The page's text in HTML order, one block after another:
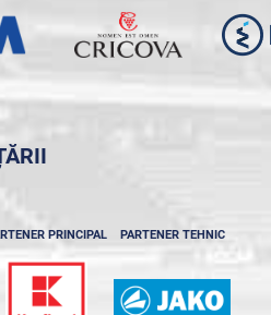
PRINCIPAL PARTENER TEHNIC